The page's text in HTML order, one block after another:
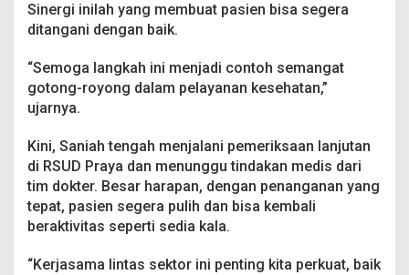
Sinergi inilah yang membuat pasien bisa segera
ditangani dengan baik.
“Semoga langkah ini menjadi contoh semangat
gotong-royong dalam pelayanan kesehatan,”
ujarnya.
Kini, Saniah tengah menjalani pemeriksaan lanjutan
di RSUD Praya dan menunggu tindakan medis dari
tim dokter. Besar harapan, dengan penanganan yang
tepat, pasien segera pulih dan bisa kembali
beraktivitas seperti sedia kala.
“Kerjasama lintas sektor ini penting kita perkuat, baik